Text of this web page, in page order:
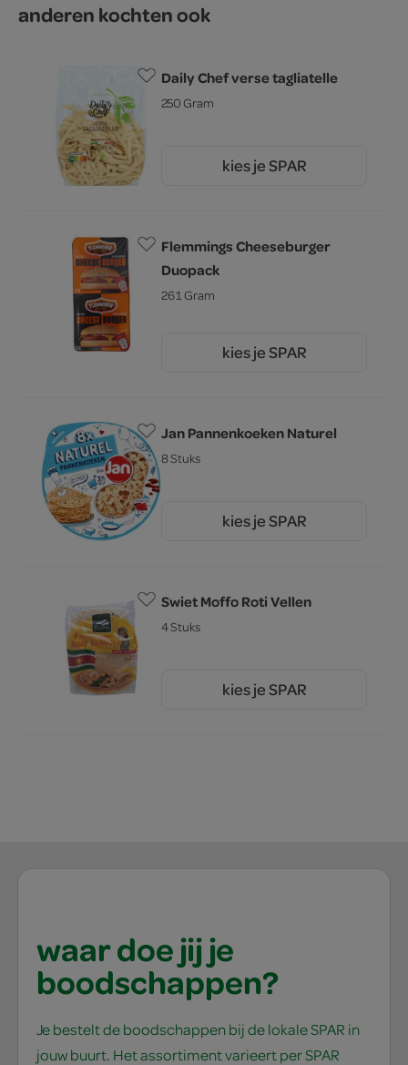
anderen kochten ook
Daily Chef verse tagliatelle
250 Gram
kies je SPAR
Flemmings Cheeseburger
Duopack
261 Gram
kies je SPAR
Jan Pannenkoeken Naturel
8 Stuks
kies je SPAR
Swiet Moffo Roti Vellen
4 Stuks
kies je SPAR
waar doe jij je
boodschappen?
Je bestelt de boodschappen bij de lokale SPAR in
jouw buurt. Het assortiment varieert per SPAR